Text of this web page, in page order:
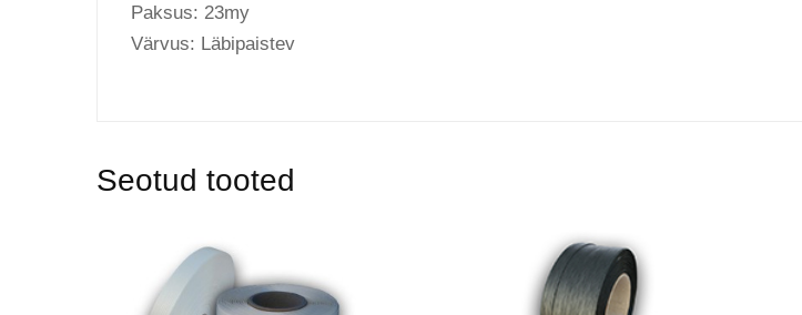
Paksus: 23my
Värvus: Läbipaistev
Seotud tooted